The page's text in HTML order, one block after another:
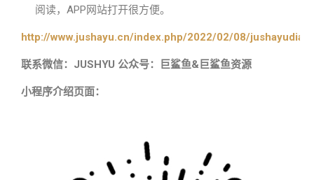
阅读，APP网站打开很方便。
http://www.jushayu.cn/index.php/2022/02/08/
联系微信：JUSHYU 公众号：巨鲨鱼&巨鲨鱼资源
小程序介绍页面：